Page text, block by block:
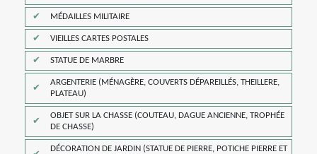
MÉDAILLES MILITAIRE
VIEILLES CARTES POSTALES
STATUE DE MARBRE
ARGENTERIE (MÉNAGÈRE, COUVERTS DÉPAREILLÉS, THEILLERE,
PLATEAU)
OBJET SUR LA CHASSE (COUTEAU, DAGUE ANCIENNE, TROPHÉE
DE CHASSE)
DÉCORATION DE JARDIN (STATUE DE PIERRE, POTICHE PIERRE ET